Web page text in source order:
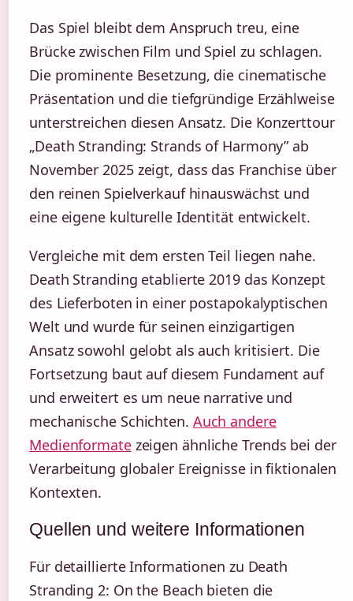
Das Spiel bleibt dem Anspruch treu, eine
Brücke zwischen Film und Spiel zu schlagen.
Die prominente Besetzung, die cinematische
Präsentation und die tiefgründige Erzählweise
unterstreichen diesen Ansatz. Die Konzerttour
„Death Stranding: Strands of Harmony” ab
November 2025 zeigt, dass das Franchise über
den reinen Spielverkauf hinauswächst und
eine eigene kulturelle Identität entwickelt.
Vergleiche mit dem ersten Teil liegen nahe.
Death Stranding etablierte 2019 das Konzept
des Lieferboten in einer postapokalyptischen
Welt und wurde für seinen einzigartigen
Ansatz sowohl gelobt als auch kritisiert. Die
Fortsetzung baut auf diesem Fundament auf
und erweitert es um neue narrative und
mechanische Schichten. Auch andere
Medienformatezeigen ähnliche Trends bei der
Verarbeitung globaler Ereignisse in fiktionalen
Kontexten.
Quellen und weitere Informationen
Für detaillierte Informationen zu Death
Stranding 2: On the Beach bieten die